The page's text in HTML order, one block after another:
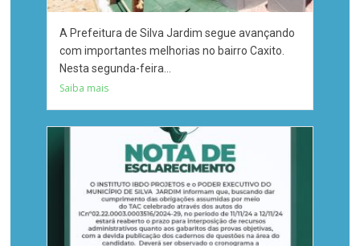
A Prefeitura de Silva Jardim segue avançando
com importantes melhorias no bairro Caxito.
Nesta segunda-feira...
Saiba mais